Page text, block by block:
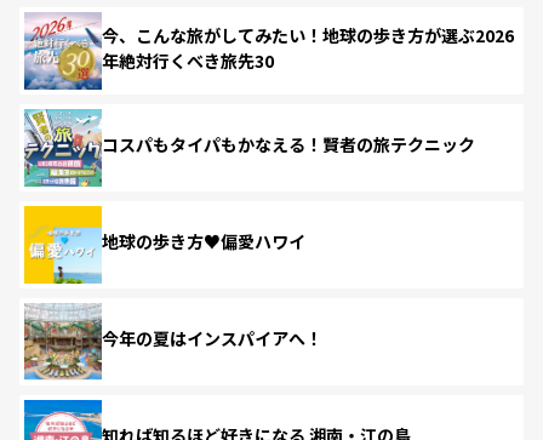
今、こんな旅がしてみたい！地球の歩き方が選ぶ2026
年絶対行くべき旅先30
コスパもタイパもかなえる！賢者の旅テクニック
地球の歩き方♥偏愛ハワイ
今年の夏はインスパイアへ！